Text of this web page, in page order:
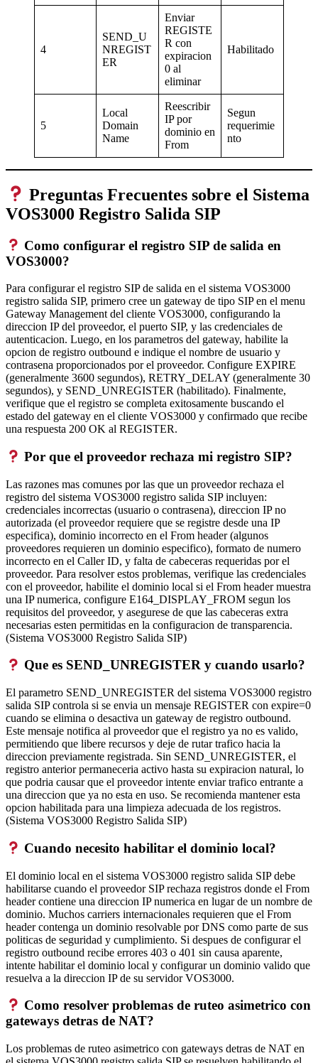
4
SEND_U
NREGIST
ER
Enviar
REGISTE
R con
expiracion
0 al
eliminar
Habilitado
5
Local
Domain
Name
Reescribir
IP por
dominio en
From
Segun
requerimie
nto
Preguntas Frecuentes sobre el Sistema
VOS3000 Registro Salida SIP
Como configurar el registro SIP de salida en
VOS3000?
Para configurar el registro SIP de salida en el sistema VOS3000
registro salida SIP, primero cree un gateway de tipo SIP en el menu
Gateway Management del cliente VOS3000, configurando la
direccion IP del proveedor, el puerto SIP, y las credenciales de
autenticacion. Luego, en los parametros del gateway, habilite la
opcion de registro outbound e indique el nombre de usuario y
contrasena proporcionados por el proveedor. Configure EXPIRE
(generalmente 3600 segundos), RETRY_DELAY (generalmente 30
segundos), y SEND_UNREGISTER (habilitado). Finalmente,
verifique que el registro se completa exitosamente buscando el
estado del gateway en el cliente VOS3000 y confirmado que recibe
una respuesta 200 OK al REGISTER.
Por que el proveedor rechaza mi registro SIP?
Las razones mas comunes por las que un proveedor rechaza el
registro del sistema VOS3000 registro salida SIP incluyen:
credenciales incorrectas (usuario o contrasena), direccion IP no
autorizada (el proveedor requiere que se registre desde una IP
especifica), dominio incorrecto en el From header (algunos
proveedores requieren un dominio especifico), formato de numero
incorrecto en el Caller ID, y falta de cabeceras requeridas por el
proveedor. Para resolver estos problemas, verifique las credenciales
con el proveedor, habilite el dominio local si el From header muestra
una IP numerica, configure E164_DISPLAY_FROM segun los
requisitos del proveedor, y asegurese de que las cabeceras extra
necesarias esten permitidas en la configuracion de transparencia.
(Sistema VOS3000 Registro Salida SIP)
Que es SEND_UNREGISTER y cuando usarlo?
El parametro SEND_UNREGISTER del sistema VOS3000 registro
salida SIP controla si se envia un mensaje REGISTER con expire=0
cuando se elimina o desactiva un gateway de registro outbound.
Este mensaje notifica al proveedor que el registro ya no es valido,
permitiendo que libere recursos y deje de rutar trafico hacia la
direccion previamente registrada. Sin SEND_UNREGISTER, el
registro anterior permaneceria activo hasta su expiracion natural, lo
que podria causar que el proveedor intente enviar trafico entrante a
una direccion que ya no esta en uso. Se recomienda mantener esta
opcion habilitada para una limpieza adecuada de los registros.
(Sistema VOS3000 Registro Salida SIP)
Cuando necesito habilitar el dominio local?
El dominio local en el sistema VOS3000 registro salida SIP debe
habilitarse cuando el proveedor SIP rechaza registros donde el From
header contiene una direccion IP numerica en lugar de un nombre de
dominio. Muchos carriers internacionales requieren que el From
header contenga un dominio resolvable por DNS como parte de sus
politicas de seguridad y cumplimiento. Si despues de configurar el
registro outbound recibe errores 403 o 401 sin causa aparente,
intente habilitar el dominio local y configurar un dominio valido que
resuelva a la direccion IP de su servidor VOS3000.
Como resolver problemas de ruteo asimetrico con
gateways detras de NAT?
Los problemas de ruteo asimetrico con gateways detras de NAT en